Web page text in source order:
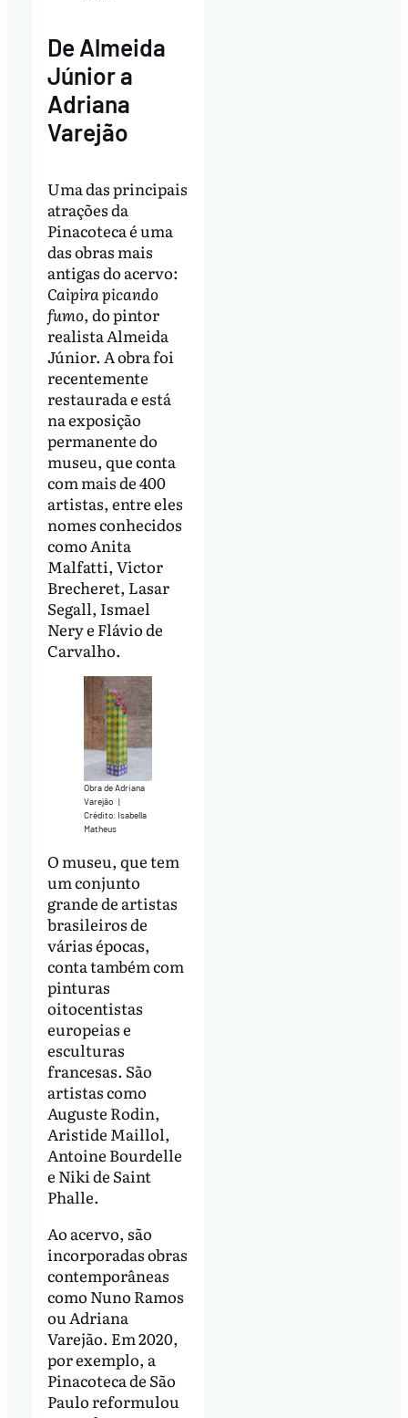
De Almeida
Júnior a
Adriana
Varejão
Uma das principais
atrações da
Pinacoteca é uma
das obras mais
antigas do acervo:
Caipira picando
fumo, do pintor
realista Almeida
Júnior. A obra foi
recentemente
restaurada e está
na exposição
permanente do
museu, que conta
com mais de 400
artistas, entre eles
nomes conhecidos
como Anita
Malfatti, Victor
Brecheret, Lasar
Segall, Ismael
Nery e Flávio de
Carvalho.
Obra de Adriana
Varejão |
Crédito: Isabella
Matheus
O museu, que tem
um conjunto
grande de artistas
brasileiros de
várias épocas,
conta também com
pinturas
oitocentistas
europeias e
esculturas
francesas. São
artistas como
Auguste Rodin,
Aristide Maillol,
Antoine Bourdelle
e Niki de Saint
Phalle.
Ao acervo, são
incorporadas obras
contemporâneas
como Nuno Ramos
ou Adriana
Varejão. Em 2020,
por exemplo, a
Pinacoteca de São
Paulo reformulou